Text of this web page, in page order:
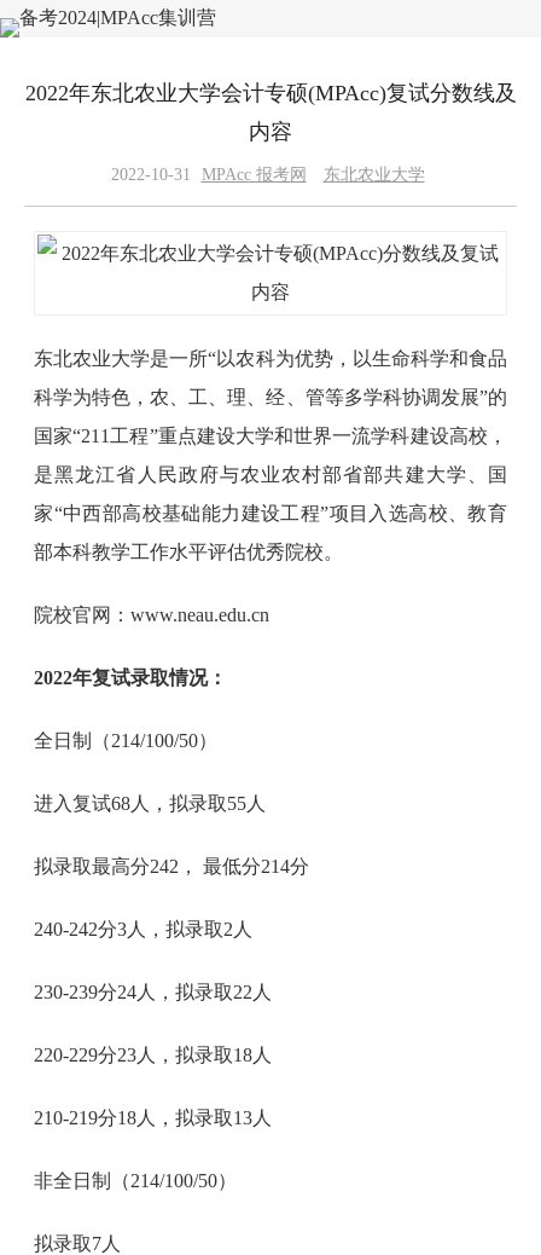
2022年东北农业大学会计专硕(MPAcc)复试分数线及
内容
2022-10-31 MPAcc 报考网 东北农业大学
东北农业大学是一所“以农科为优势，以生命科学和食品
科学为特色，农、工、理、经、管等多学科协调发展”的
国家“211工程”重点建设大学和世界一流学科建设高校，
是黑龙江省人民政府与农业农村部省部共建大学、国
家“中西部高校基础能力建设工程”项目入选高校、教育
部本科教学工作水平评估优秀院校。
院校官网：www.neau.edu.cn
2022年复试录取情况：
全日制（214/100/50）
进入复试68人，拟录取55人
拟录取最高分242， 最低分214分
240-242分3人，拟录取2人
230-239分24人，拟录取22人
220-229分23人，拟录取18人
210-219分18人，拟录取13人
非全日制（214/100/50）
拟录取7人